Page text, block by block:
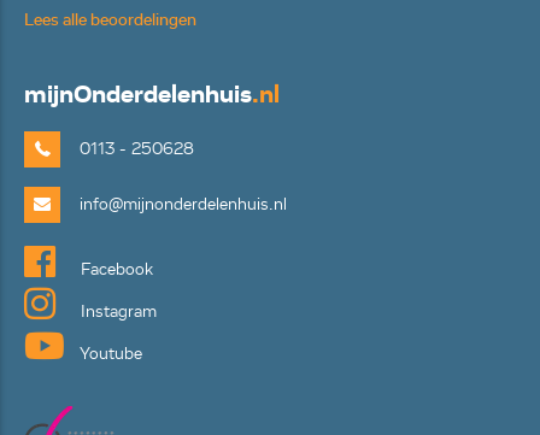
Lees alle beoordelingen
mijnOnderdelenhuis.nl
0113 - 250628
info@mijnonderdelenhuis.nl
Facebook
Instagram
Youtube